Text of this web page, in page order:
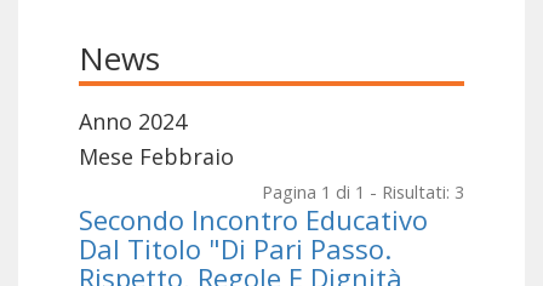
News
Anno 2024
Mese Febbraio
Pagina 1 di 1 - Risultati: 3
Secondo Incontro Educativo
Dal Titolo "Di Pari Passo.
Rispetto, Regole E Dignità